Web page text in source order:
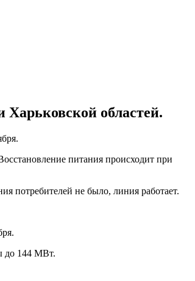
Харьковской областей.
питания происходит при
потребителей не было, линия работает.
до 144 МВт.